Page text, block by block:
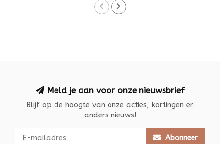
Meld je aan voor onze nieuwsbrief
Blijf op de hoogte van onze acties, kortingen en
anders nieuws!
Abonneer